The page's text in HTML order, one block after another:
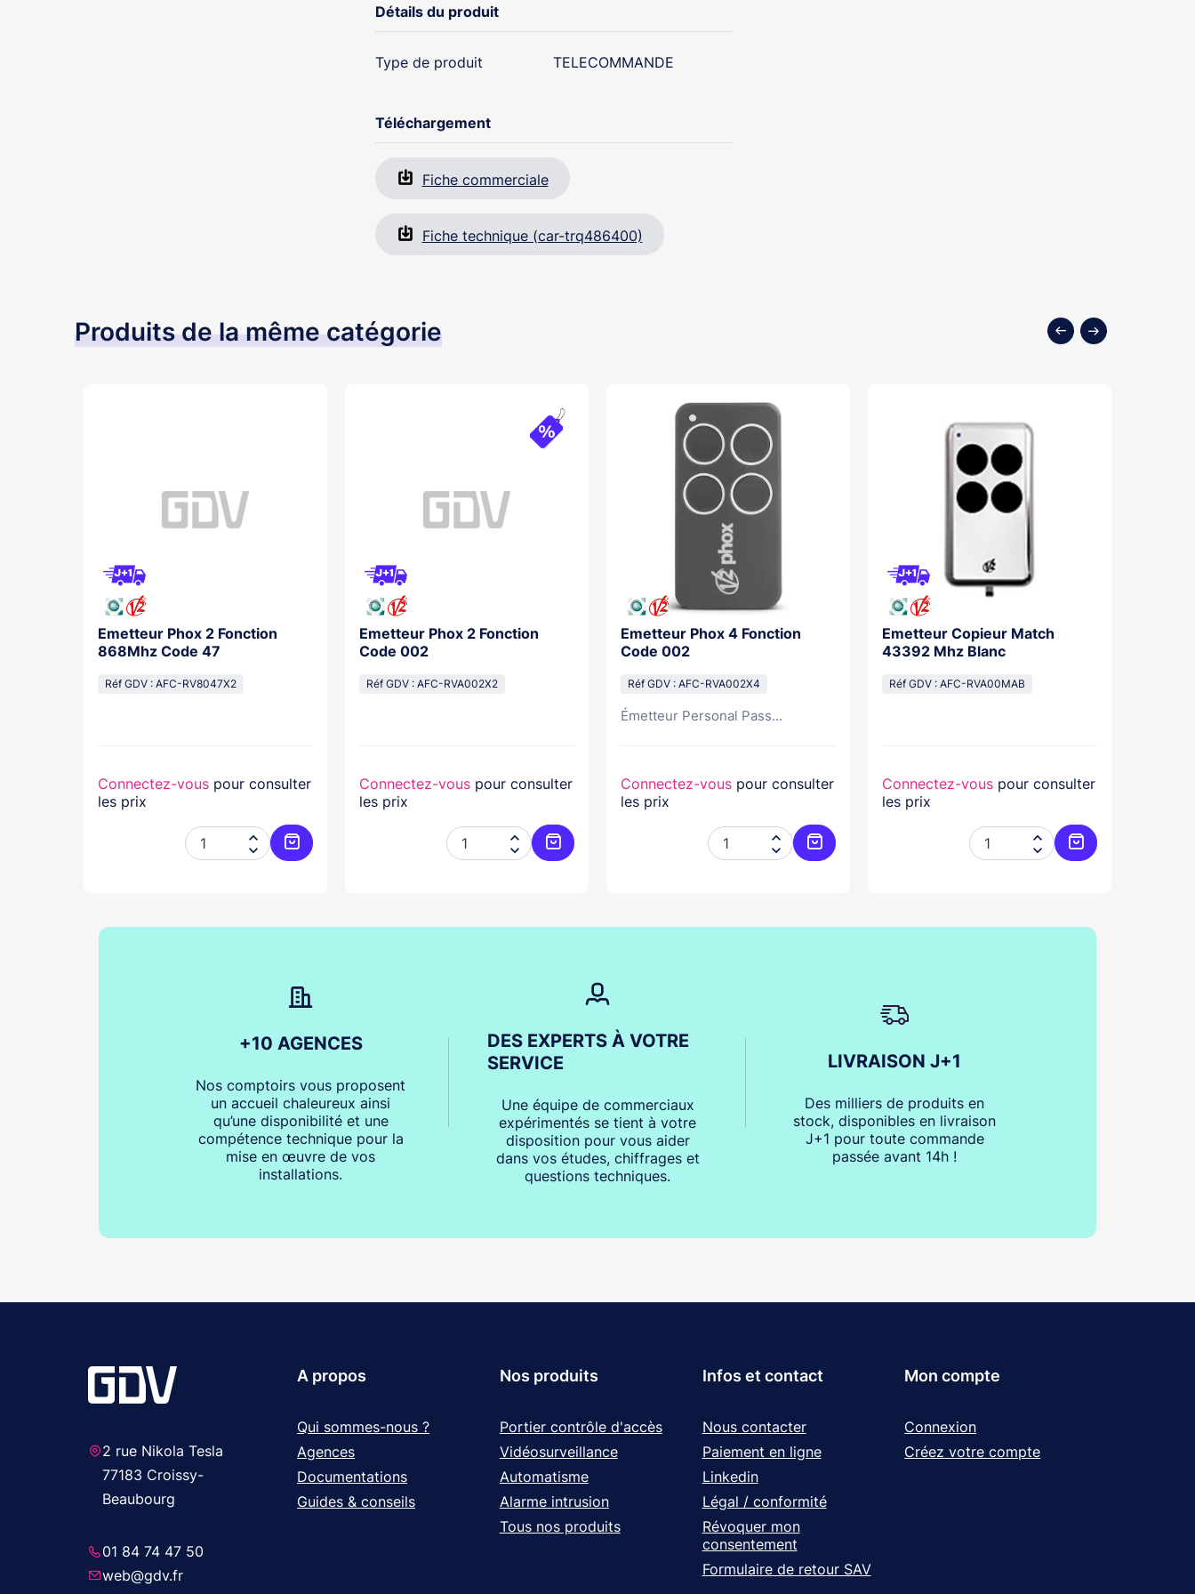
Détails du produit
Type de produit TELECOMMANDE
Téléchargement
Fiche commerciale
Fiche technique (car-trq486400)
Produits de la même catégorie
Emetteur Phox 2 Fonction
868Mhz Code 47
Réf GDV : AFC-RV8047X2
Connectez-vous pour consulter
les prix


Ajouter au panier
Emetteur Phox 2 Fonction
Code 002
Réf GDV : AFC-RVA002X2
Connectez-vous pour consulter
les prix


Ajouter au panier
Emetteur Phox 4 Fonction
Code 002
Réf GDV : AFC-RVA002X4
Émetteur Personal Pass...
Connectez-vous pour consulter
les prix


Ajouter au panier
Emetteur Copieur Match
43392 Mhz Blanc
Réf GDV : AFC-RVA00MAB
Connectez-vous pour consulter
les prix


Ajouter au panier
+10 AGENCES
Nos comptoirs vous proposent
un accueil chaleureux ainsi
qu’une disponibilité et une
compétence technique pour la
mise en œuvre de vos
installations.
DES EXPERTS À VOTRE
SERVICE
Une équipe de commerciaux
expérimentés se tient à votre
disposition pour vous aider
dans vos études, chiffrages et
questions techniques.
LIVRAISON J+1
Des milliers de produits en
stock, disponibles en livraison
J+1 pour toute commande
passée avant 14h !
2 rue Nikola Tesla
77183 Croissy-
Beaubourg
01 84 74 47 50
web@gdv.fr
A propos
Qui sommes-nous ?
Agences
Documentations
Guides & conseils
Nos produits
Portier contrôle d'accès
Vidéosurveillance
Automatisme
Alarme intrusion
Tous nos produits
Infos et contact
Nous contacter
Paiement en ligne
Linkedin
Légal / conformité
Révoquer mon
consentement
Formulaire de retour SAV
Mon compte
Connexion
Créez votre compte